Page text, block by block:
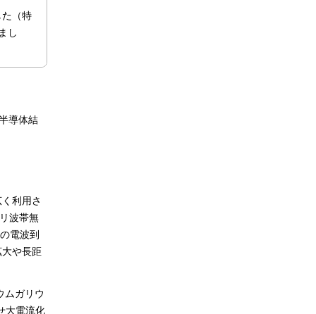
（特
し
導体結
利用さ
波帯無
電波到
や長距
ムガリウ
大電流化